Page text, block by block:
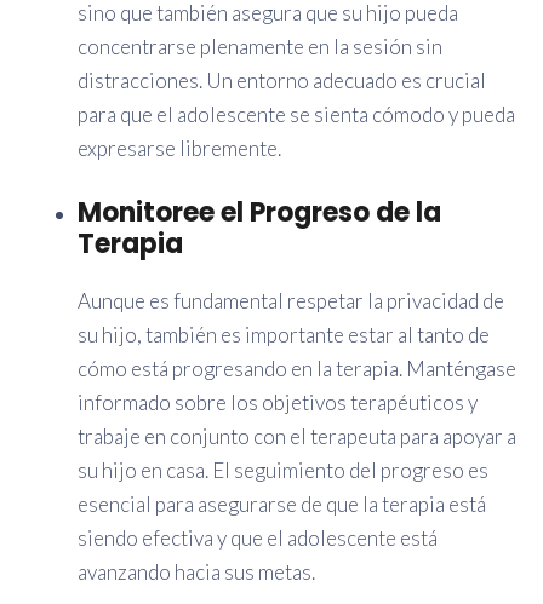
sino que también asegura que su hijo pueda
concentrarse plenamente en la sesión sin
distracciones. Un entorno adecuado es crucial
para que el adolescente se sienta cómodo y pueda
expresarse libremente.
Monitoree el Progreso de la
Terapia
Aunque es fundamental respetar la privacidad de
su hijo, también es importante estar al tanto de
cómo está progresando en la terapia. Manténgase
informado sobre los objetivos terapéuticos y
trabaje en conjunto con el terapeuta para apoyar a
su hijo en casa. El seguimiento del progreso es
esencial para asegurarse de que la terapia está
siendo efectiva y que el adolescente está
avanzando hacia sus metas.